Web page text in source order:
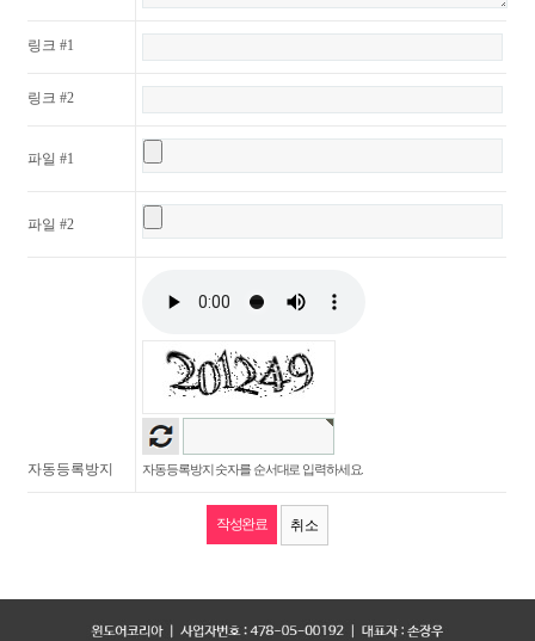
링크 #1
링크 #2
파일 #1
파일 #2
자동등록방지 자동등록방지 숫자를 순서대로 입력하세요.
취소